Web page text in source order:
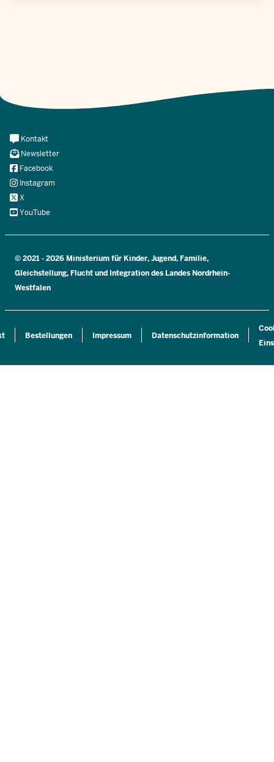
Bestellungen Impressum Datenschutzinformation
Meta
Navi
Social
Kontakt
Newsletter
Facebook
Instagram
X
YouTube
© 2021 - 2026 Ministerium für Kinder, Jugend, Familie,
Gleichstellung, Flucht und Integration des Landes Nordrhein-
Westfalen